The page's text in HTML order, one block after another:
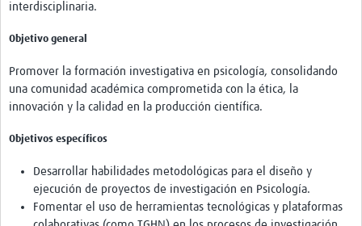
Mapa Interactivo
LAC Foro
Impacto
interdisciplinaria.
Objetivo general
Promover la formación investigativa en psicología, consolidando
una comunidad académica comprometida con la ética, la
innovación y la calidad en la producción científica.
Objetivos específicos
Desarrollar habilidades metodológicas para el diseño y
ejecución de proyectos de investigación en Psicología.
Fomentar el uso de herramientas tecnológicas y plataformas